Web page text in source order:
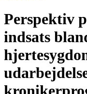
Perspektiv
indsats